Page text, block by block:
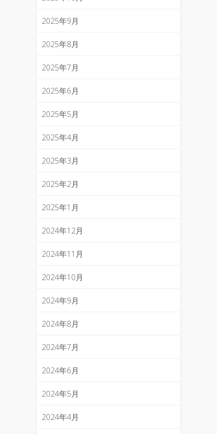
2025年9月
2025年8月
2025年7月
2025年6月
2025年5月
2025年4月
2025年3月
2025年2月
2025年1月
2024年12月
2024年11月
2024年10月
2024年9月
2024年8月
2024年7月
2024年6月
2024年5月
2024年4月